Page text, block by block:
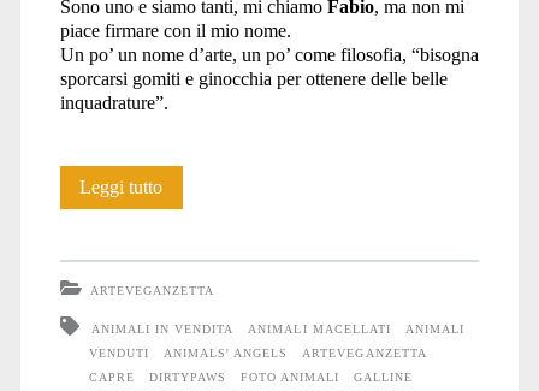
Sono uno e siamo tanti, mi chiamo Fabio, ma non mi
piace firmare con il mio nome.
Un po’ un nome d’arte, un po’ come filosofia, “bisogna
sporcarsi gomiti e ginocchia per ottenere delle belle
inquadrature”.
Leggi tuttoDirtypaws
ARTEVEGANZETTA
ANIMALI IN VENDITA ANIMALI MACELLATI
ANIMALI
VENDUTI
ANIMALS' ANGELS
ARTEVEGANZETTA
CAPRE
DIRTYPAWS FOTO ANIMALI
GALLINE